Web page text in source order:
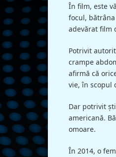
În film, este
focul,
adevărat film
Potrivit
crampe
afirmă că
vie, în scopul
Dar potrivit
americană.
omoare.
În 2014, o